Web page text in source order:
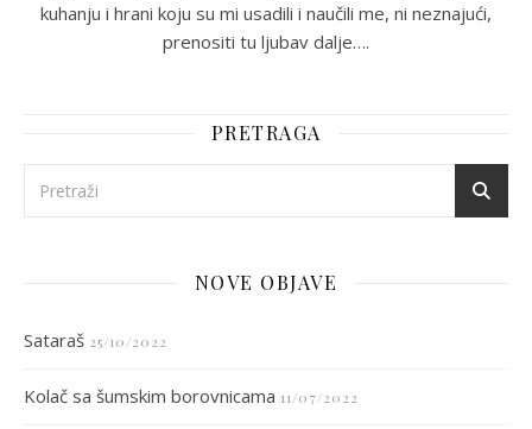
kuhanju i hrani koju su mi usadili i naučili me, ni neznajući,
prenositi tu ljubav dalje….
PRETRAGA
NOVE OBJAVE
Sataraš 25/10/2022
Kolač sa šumskim borovnicama 11/07/2022